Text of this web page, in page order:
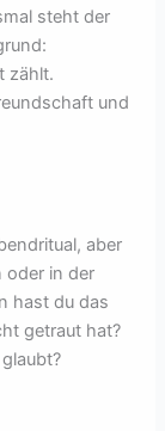
steht der
zählt.
und
aber
oder in der
hast du das
getraut hat?